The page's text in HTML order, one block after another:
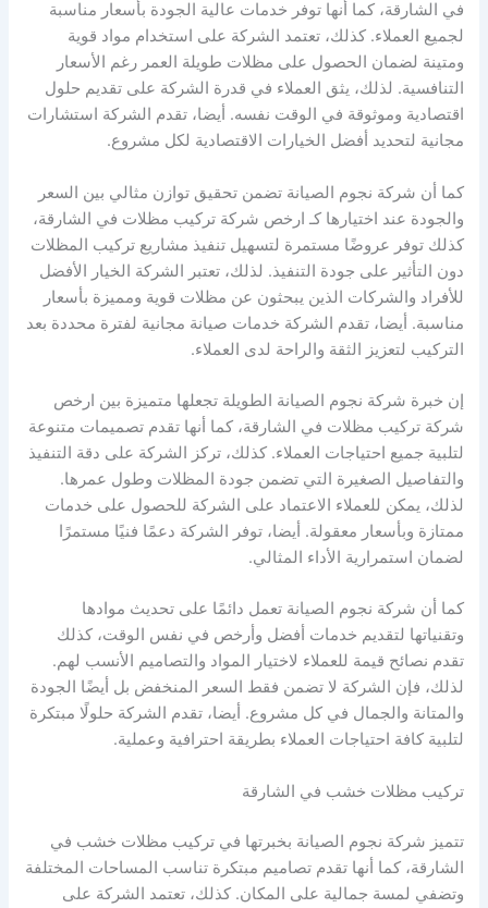
في الشارقة، كما أنها توفر خدمات عالية الجودة بأسعار مناسبة
لجميع العملاء. كذلك، تعتمد الشركة على استخدام مواد قوية
ومتينة لضمان الحصول على مظلات طويلة العمر رغم الأسعار
التنافسية. لذلك، يثق العملاء في قدرة الشركة على تقديم حلول
اقتصادية وموثوقة في الوقت نفسه. أيضا، تقدم الشركة استشارات
مجانية لتحديد أفضل الخيارات الاقتصادية لكل مشروع.
كما أن شركة نجوم الصيانة تضمن تحقيق توازن مثالي بين السعر
والجودة عند اختيارها كـ ارخص شركة تركيب مظلات في الشارقة،
كذلك توفر عروضًا مستمرة لتسهيل تنفيذ مشاريع تركيب المظلات
دون التأثير على جودة التنفيذ. لذلك، تعتبر الشركة الخيار الأفضل
للأفراد والشركات الذين يبحثون عن مظلات قوية ومميزة بأسعار
مناسبة. أيضا، تقدم الشركة خدمات صيانة مجانية لفترة محددة بعد
التركيب لتعزيز الثقة والراحة لدى العملاء.
إن خبرة شركة نجوم الصيانة الطويلة تجعلها متميزة بين ارخص
شركة تركيب مظلات في الشارقة، كما أنها تقدم تصميمات متنوعة
لتلبية جميع احتياجات العملاء. كذلك، تركز الشركة على دقة التنفيذ
والتفاصيل الصغيرة التي تضمن جودة المظلات وطول عمرها.
لذلك، يمكن للعملاء الاعتماد على الشركة للحصول على خدمات
ممتازة وبأسعار معقولة. أيضا، توفر الشركة دعمًا فنيًا مستمرًا
لضمان استمرارية الأداء المثالي.
كما أن شركة نجوم الصيانة تعمل دائمًا على تحديث موادها
وتقنياتها لتقديم خدمات أفضل وأرخص في نفس الوقت، كذلك
تقدم نصائح قيمة للعملاء لاختيار المواد والتصاميم الأنسب لهم.
لذلك، فإن الشركة لا تضمن فقط السعر المنخفض بل أيضًا الجودة
والمتانة والجمال في كل مشروع. أيضا، تقدم الشركة حلولًا مبتكرة
لتلبية كافة احتياجات العملاء بطريقة احترافية وعملية.
تركيب مظلات خشب في الشارقة
تتميز شركة نجوم الصيانة بخبرتها في تركيب مظلات خشب في
الشارقة، كما أنها تقدم تصاميم مبتكرة تناسب المساحات المختلفة
وتضفي لمسة جمالية على المكان. كذلك، تعتمد الشركة على